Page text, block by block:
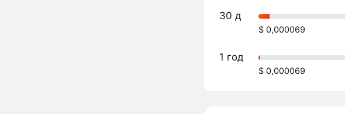
30 д
$ 0,000069
1 год
$ 0,000069